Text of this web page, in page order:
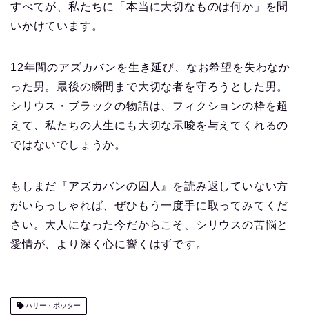
すべてが、私たちに「本当に大切なものは何か」を問
いかけています。
12年間のアズカバンを生き延び、なお希望を失わなか
った男。最後の瞬間まで大切な者を守ろうとした男。
シリウス・ブラックの物語は、フィクションの枠を超
えて、私たちの人生にも大切な示唆を与えてくれるの
ではないでしょうか。
もしまだ『アズカバンの囚人』を読み返していない方
がいらっしゃれば、ぜひもう一度手に取ってみてくだ
さい。大人になった今だからこそ、シリウスの苦悩と
愛情が、より深く心に響くはずです。
ハリー・ポッター